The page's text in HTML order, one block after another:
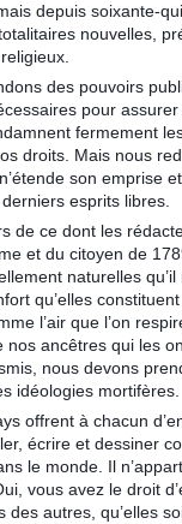
depuis soixante-
nouvelles,
des pouvoirs
pour
fermement
droits. Mais nous
son emprise
esprits libres.
de ce dont les
et du citoyen de
naturelles qu’il
qu’elles
l’air que l’on
nos ancêtres qui les
nous devons
idéologies mortifères.
offrent à chacun
écrire et dessiner
le monde. Il
vous avez le droit
des autres, qu’elles